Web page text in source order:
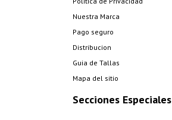
Nuestra Marca
Pago seguro
Distribucion
Guia de Tallas
Mapa del sitio
Secciones Especiales